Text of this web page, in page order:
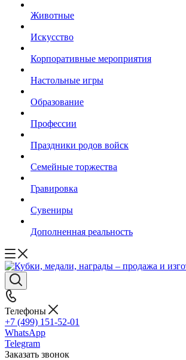
Животные
Искусство
Корпоративные мероприятия
Настольные игры
Образование
Профессии
Праздники родов войск
Семейные торжества
Гравировка
Сувениры
Дополненная реальность
Телефоны
+7 (499) 151-52-01
WhatsApp
Telegram
Заказать звонок